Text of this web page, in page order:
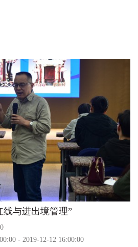
与进出境管理”
- 2019-12-12 16:00:00